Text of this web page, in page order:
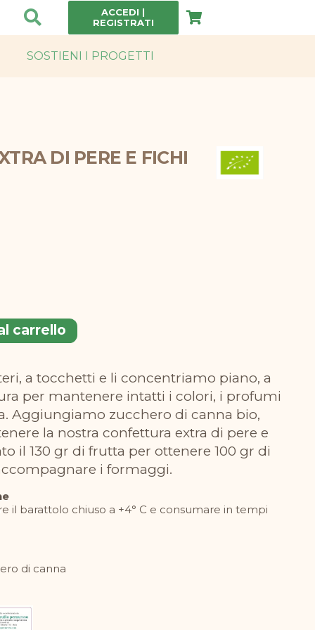
ACCEDI |
REGISTRATI
SOSTIENI I PROGETTI
DI PERE E FICHI
carrello
per mantenere intatti i colori, i profumi
Aggiungiamo zucchero di canna bio,
la nostra confettura extra di pere e
il 130 gr di frutta per ottenere 100 gr di
i formaggi.
il barattolo chiuso a +4° C e consumare in tempi
di canna